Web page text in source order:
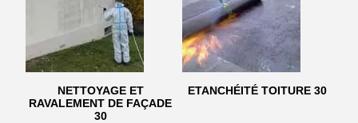
NETTOYAGE ET
RAVALEMENT DE FAÇADE
30
ETANCHÉITÉ TOITURE 30